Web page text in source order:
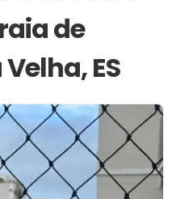
de
ES